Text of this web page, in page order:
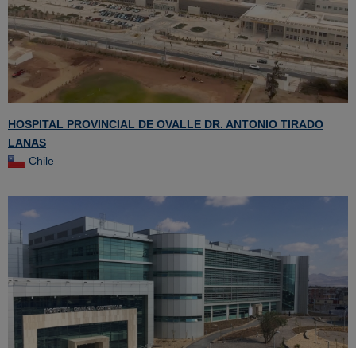
HOSPITAL PROVINCIAL DE OVALLE DR. ANTONIO TIRADO
LANAS
Chile